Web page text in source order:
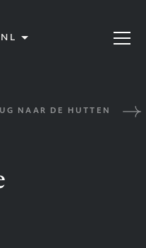
NL Menu
NAAR DE HUTTEN